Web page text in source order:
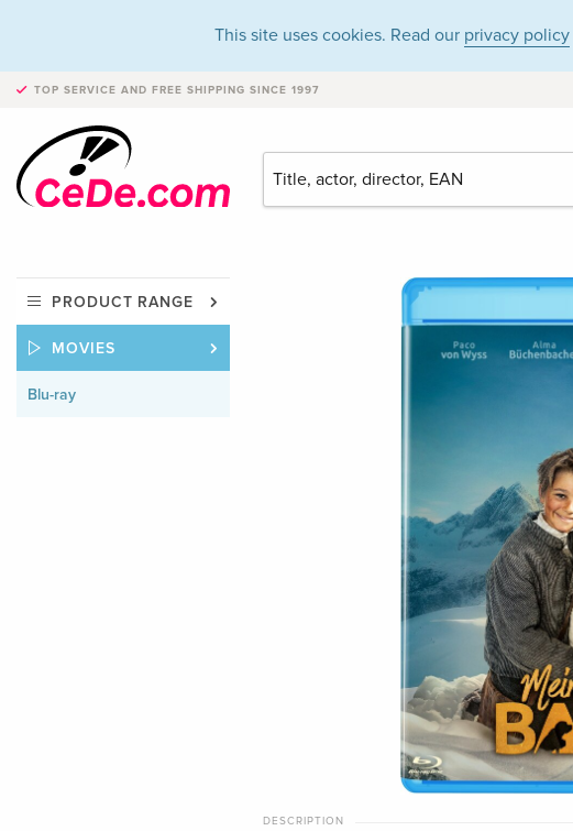
This site uses cookies. Read our privacy policy
TOP SERVICE AND FREE SHIPPING SINCE 1997
PRODUCT RANGE
MOVIES
Blu-ray
DESCRIPTION